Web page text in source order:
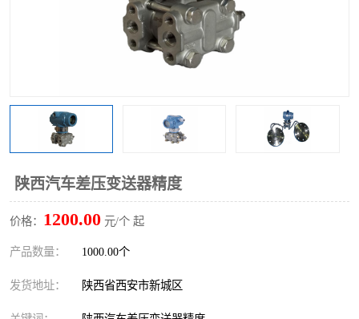
陕西汽车差压变送器精度
价格： 1200.00 元/个 起
产品数量： 1000.00个
发货地址： 陕西省西安市新城区